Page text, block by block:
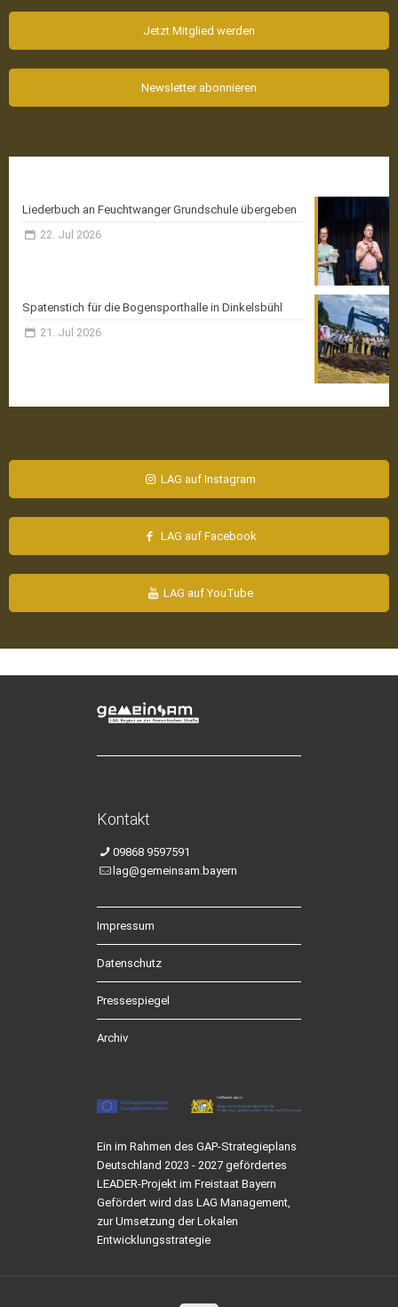
Jetzt Mitglied werden
Newsletter abonnieren
Liederbuch an Feuchtwanger Grundschule übergeben
22. Jul 2026
Spatenstich für die Bogensporthalle in Dinkelsbühl
21. Jul 2026
LAG auf Instagram
LAG auf Facebook
LAG auf YouTube
Kontakt
09868 9597591
lag@gemeinsam.bayern
Impressum
Datenschutz
Pressespiegel
Archiv
Ein im Rahmen des GAP-Strategieplans
Deutschland 2023 - 2027 gefördertes
LEADER-Projekt im Freistaat Bayern
Gefördert wird das LAG Management,
zur Umsetzung der Lokalen
Entwicklungsstrategie